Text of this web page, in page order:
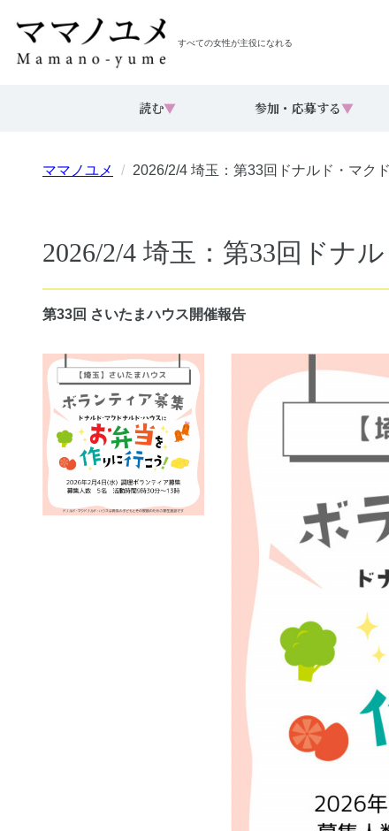
すべての女性が主役になれる
読む▼ 参加・応募する▼
ママノユメ 2026/2/4 埼玉：第33回ドナルド・マク
2026/2/4 埼玉：第33回ドナ
第33回 さいたまハウス開催報告